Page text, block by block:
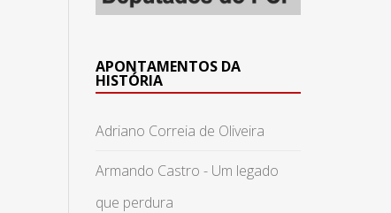
APONTAMENTOS DA
HISTÓRIA
Adriano Correia de Oliveira
Armando Castro - Um legado
que perdura